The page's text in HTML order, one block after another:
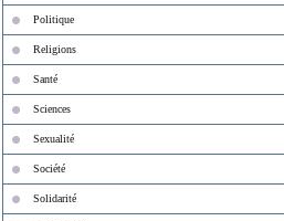
Politique
Religions
Santé
Sciences
Sexualité
Société
Solidarité